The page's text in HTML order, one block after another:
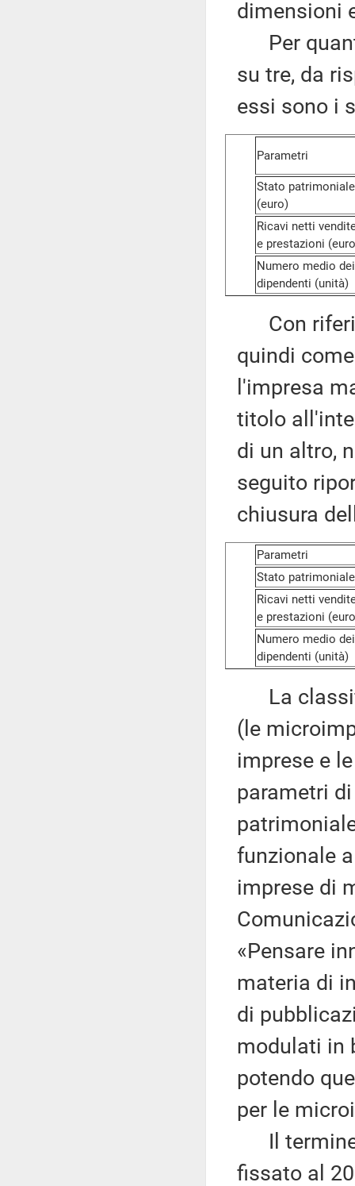
dimensioni
Per
su tre, da
essi sono i
Parametri
Stato patrimoniale
(euro)
Ricavi netti
e prestazioni
Numero medio dei
dipendenti (unità)
Con
quindi
l'impresa
titolo
di un altro,
seguito
chiusura
Parametri
Stato
Ricavi netti
e prestazioni
Numero medio dei
dipendenti (unità)
La
(le
imprese e
parametri
funzionale
imprese di
«Pensare
materia di
di
modulati in
potendo
per le
Il termine
fissato al